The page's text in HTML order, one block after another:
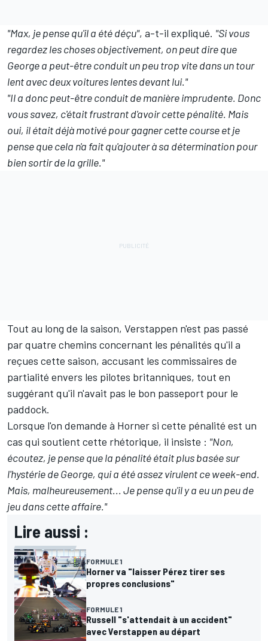
"Max, je pense qu'il a été déçu", a-t-il expliqué. "Si vous
regardez les choses objectivement, on peut dire que
George a peut-être conduit un peu trop vite dans un tour
lent avec deux voitures lentes devant lui."
"Il a donc peut-être conduit de manière imprudente. Donc
vous savez, c'était frustrant d'avoir cette pénalité. Mais
oui, il était déjà motivé pour gagner cette course et je
pense que cela n'a fait qu'ajouter à sa détermination pour
bien sortir de la grille."
Tout au long de la saison, Verstappen n'est pas passé
par quatre chemins concernant les pénalités qu'il a
reçues cette saison, accusant les commissaires de
partialité envers les pilotes britanniques, tout en
suggérant qu'il n'avait pas le bon passeport pour le
paddock.
Lorsque l'on demande à Horner si cette pénalité est un
cas qui soutient cette rhétorique, il insiste : "Non,
écoutez, je pense que la pénalité était plus basée sur
l'hystérie de George, qui a été assez virulent ce week-end.
Mais, malheureusement... Je pense qu'il y a eu un peu de
jeu dans cette affaire."
Lire aussi :
FORMULE 1
Horner va "laisser Pérez tirer ses
propres conclusions"
FORMULE 1
Russell "s'attendait à un accident"
avec Verstappen au départ